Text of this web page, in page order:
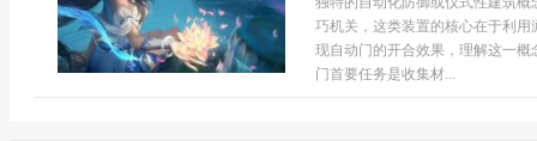
巧机关，这类装置的核心在于利
现自动门的开合效果，理解这一
门首要任务是收集材...